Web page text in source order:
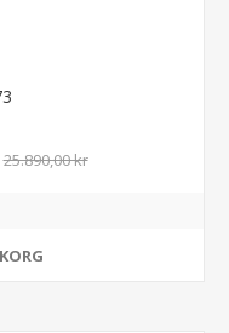
25.890,00 kr